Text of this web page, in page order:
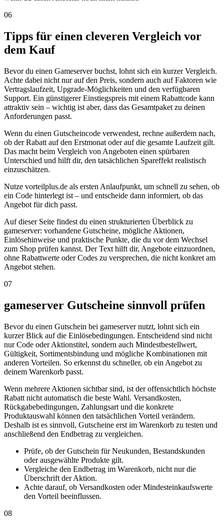
06
Tipps für einen cleveren Vergleich vor
dem Kauf
Bevor du einen Gameserver buchst, lohnt sich ein kurzer Vergleich.
Achte dabei nicht nur auf den Preis, sondern auch auf Faktoren wie
Vertragslaufzeit, Upgrade-Möglichkeiten und den verfügbaren
Support. Ein günstigerer Einstiegspreis mit einem Rabattcode kann
attraktiv sein – wichtig ist aber, dass das Gesamtpaket zu deinen
Anforderungen passt.
Wenn du einen Gutscheincode verwendest, rechne außerdem nach,
ob der Rabatt auf den Erstmonat oder auf die gesamte Laufzeit gilt.
Das macht beim Vergleich von Angeboten einen spürbaren
Unterschied und hilft dir, den tatsächlichen Spareffekt realistisch
einzuschätzen.
Nutze vorteilplus.de als ersten Anlaufpunkt, um schnell zu sehen, ob
ein Code hinterlegt ist – und entscheide dann informiert, ob das
Angebot für dich passt.
Auf dieser Seite findest du einen strukturierten Überblick zu
gameserver: vorhandene Gutscheine, mögliche Aktionen,
Einlösehinweise und praktische Punkte, die du vor dem Wechsel
zum Shop prüfen kannst. Der Text hilft dir, Angebote einzuordnen,
ohne Rabattwerte oder Codes zu versprechen, die nicht konkret am
Angebot stehen.
07
gameserver Gutscheine sinnvoll prüfen
Bevor du einen Gutschein bei gameserver nutzt, lohnt sich ein
kurzer Blick auf die Einlösebedingungen. Entscheidend sind nicht
nur Code oder Aktionstitel, sondern auch Mindestbestellwert,
Gültigkeit, Sortimentsbindung und mögliche Kombinationen mit
anderen Vorteilen. So erkennst du schneller, ob ein Angebot zu
deinem Warenkorb passt.
Wenn mehrere Aktionen sichtbar sind, ist der offensichtlich höchste
Rabatt nicht automatisch die beste Wahl. Versandkosten,
Rückgabebedingungen, Zahlungsart und die konkrete
Produktauswahl können den tatsächlichen Vorteil verändern.
Deshalb ist es sinnvoll, Gutscheine erst im Warenkorb zu testen und
anschließend den Endbetrag zu vergleichen.
Prüfe, ob der Gutschein für Neukunden, Bestandskunden
oder ausgewählte Produkte gilt.
Vergleiche den Endbetrag im Warenkorb, nicht nur die
Überschrift der Aktion.
Achte darauf, ob Versandkosten oder Mindesteinkaufswerte
den Vorteil beeinflussen.
08